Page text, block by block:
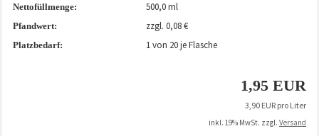
Nettofüllmenge: 500,0 ml
Pfandwert: zzgl. 0,08 €
Platzbedarf: 1von 20 je Flasche
1,95 EUR
3,90 EUR pro Liter
inkl. 19% MwSt. zzgl. Versand